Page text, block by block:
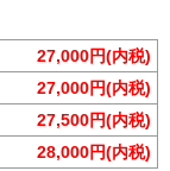
27,000円(内税)
27,000円(内税)
27,500円(内税)
28,000円(内税)